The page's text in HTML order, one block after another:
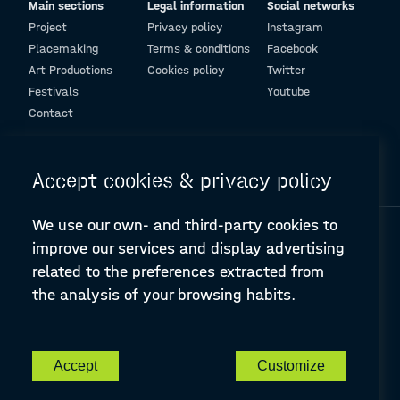
Winner of the first award of the A-Place Mapping
contest "Share your artwork" 2021
Main sections
Project
Placemaking
Art Productions
Festivals
Contact
Legal information
Privacy policy
Terms & conditions
Cookies policy
Social networks
Instagram
Facebook
Twitter
Youtube
607457-CREA-1-2019-1-ES-CULT-COOP2
Accept cookies & privacy policy
We use our own- and third-party cookies to
improve our services and display advertising
related to the preferences extracted from
the analysis of your browsing habits.
Accept Customize